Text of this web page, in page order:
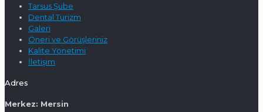
Tarsus Şube
Dental Turizm
Galeri
Öneri ve Görüşleriniz
Kalite Yönetimi
İletişim
Adres
Merkez: Mersin